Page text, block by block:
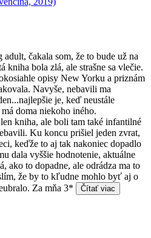
čakala som, že to bude už na
kniha bola zlá, ale strašne sa vlečie.
opisy New Yorku a priznám
Navyše, nebavili ma
je, keď neustále
doma niekoho iného.
kniha, ale boli tam také infantilné
Ku koncu prišiel jeden zvrat,
keďže to aj tak nakoniec dopadlo
dala vyššie hodnotenie, aktuálne
ako to dopadne, ale odrádza ma to
že by to kľudne mohlo byť aj o
Za mňa 3*
Čítať viac